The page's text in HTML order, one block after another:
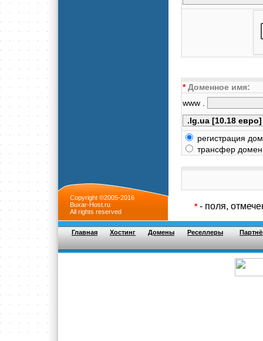
*Доменное имя:
www .
регистрация
трансфер
*- поля,
Copyright ©2005-2016
Buxar-Host.ru
All rights reserved
Главная Хостинг Домены Реселлеры